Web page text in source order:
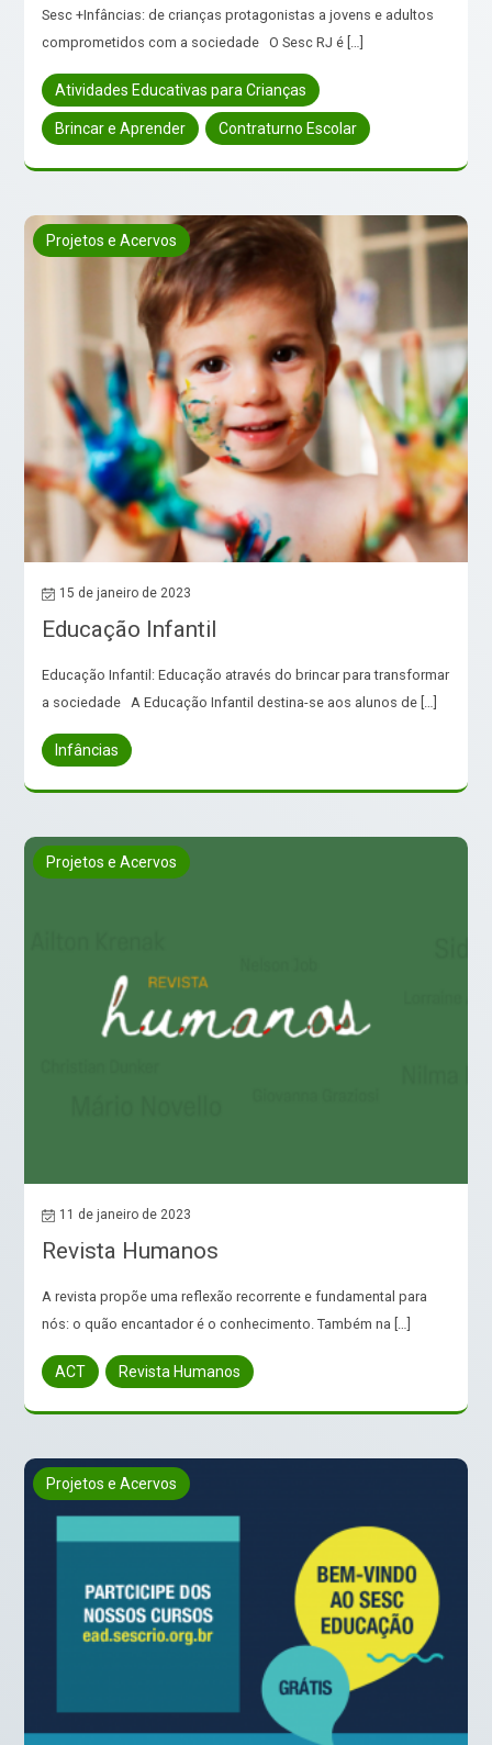
Sesc +Infâncias: de crianças protagonistas a jovens e adultos
comprometidos com a sociedade O Sesc RJ é […]
Atividades Educativas para Crianças
Brincar e Aprender Contraturno Escolar
Projetos e Acervos
15 de janeiro de 2023
Educação Infantil
Educação Infantil: Educação através do brincar para transformar
a sociedade A Educação Infantil destina-se aos alunos de […]
Infâncias
Projetos e Acervos
11 de janeiro de 2023
Revista Humanos
A revista propõe uma reflexão recorrente e fundamental para
nós: o quão encantador é o conhecimento. Também na […]
ACT Revista Humanos
Projetos e Acervos